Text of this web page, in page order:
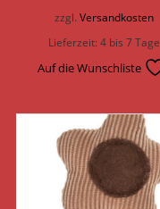
zzgl.Versandkosten
Lieferzeit:4 bis 7 Tage
Auf die Wunschliste